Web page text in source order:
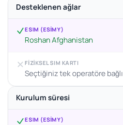
Desteklenen ağlar
ESIM (ESIMY)
Roshan Afghanistan
FIZIKSEL SIM KARTI
Seçtiğiniz tek operatöre bağlı
Kurulum süresi
ESIM (ESIMY)